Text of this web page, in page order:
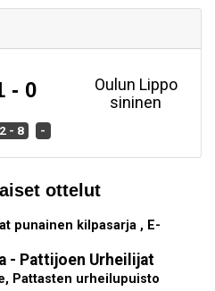
- 0
Oulun Lippo
sininen
- 8 -
ottelut
punainen kilpasarja , E-
- Pattijoen Urheilijat
Pattasten urheilupuisto